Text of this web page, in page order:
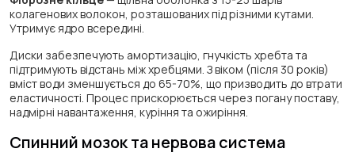
колагенових волокон, розташованих під різними кутами.
Утримує ядро всередині.
Диски забезпечують амортизацію, гнучкість хребта та
підтримують відстань між хребцями. З віком (після 30 років)
вміст води зменшується до 65-70%, що призводить до втрати
еластичності. Процес прискорюється через погану поставу,
надмірні навантаження, куріння та ожиріння.
Спинний мозок та нервова система